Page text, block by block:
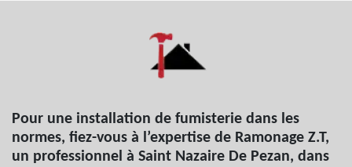
Pour une installation de fumisterie dans les
normes, fiez-vous à l’expertise de Ramonage Z.T,
un professionnel à Saint Nazaire De Pezan, dans